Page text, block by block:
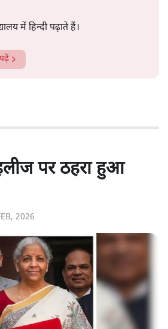
में हिन्दी पढ़ाते हैं।
पर ठहरा हुआ
2026